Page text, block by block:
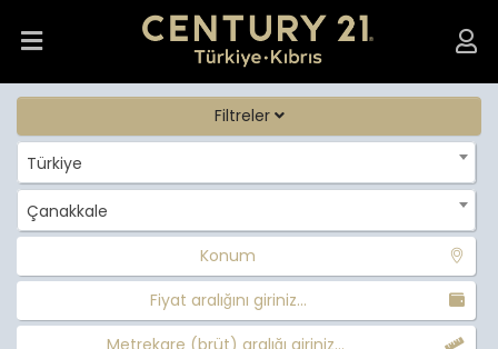
Filtreler
Türkiye
Çanakkale
Konum
Fiyat aralığını giriniz...
Metrekare (brüt) aralığı giriniz...